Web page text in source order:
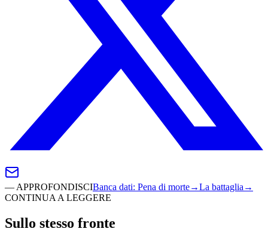
— APPROFONDISCIBanca dati: Pena di morte→La battaglia →
CONTINUA A LEGGERE
Sullo stesso fronte